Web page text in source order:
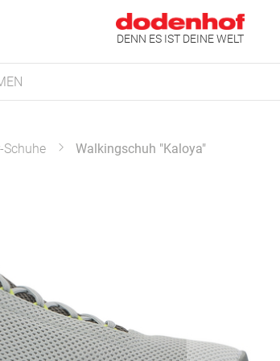
DENN ES IST DEINE WELT
Schuhe Walkingschuh "Kaloya"